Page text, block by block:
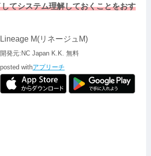
てシステム理解しておくことをおす
Lineage M(リネージュM)
開発元:NC Japan K.K. 無料
posted withアプリーチ